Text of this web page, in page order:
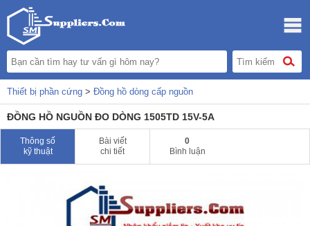
Thiết bị phần cứng > Đồng hồ dòng cấp nguồn
ĐỒNG HỒ NGUỒN ĐO DÒNG 1505TD 15V-5A
Thông số
kỹ thuật
Bài viết
chi tiết
0
Bình luận